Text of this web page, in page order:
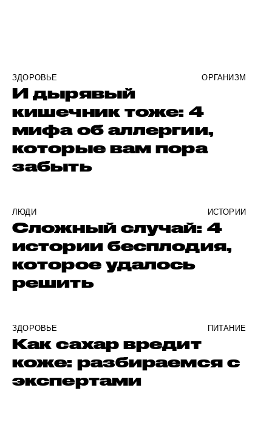
ЗДОРОВЬЕ ОРГАНИЗМ
И дырявый
кишечник тоже: 4
мифа об аллергии,
которые вам пора
забыть
ЛЮДИ ИСТОРИИ
Cложный случай: 4
истории бесплодия,
которое удалось
решить
ЗДОРОВЬЕ ПИТАНИЕ
Как сахар вредит
коже: разбираемся с
экспертами